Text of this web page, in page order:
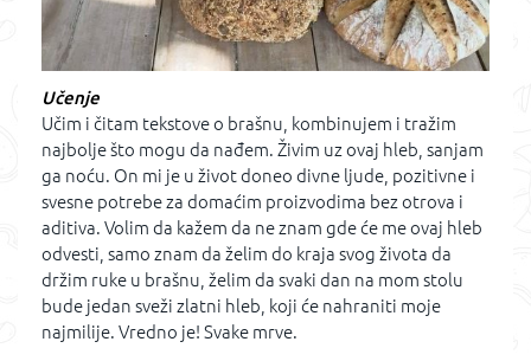
Učenje
Učim i čitam tekstove o brašnu, kombinujem i tražim
najbolje što mogu da nađem. Živim uz ovaj hleb, sanjam
ga noću. On mi je u život doneo divne ljude, pozitivne i
svesne potrebe za domaćim proizvodima bez otrova i
aditiva. Volim da kažem da ne znam gde će me ovaj hleb
odvesti, samo znam da želim do kraja svog života da
držim ruke u brašnu, želim da svaki dan na mom stolu
bude jedan sveži zlatni hleb, koji će nahraniti moje
najmilije. Vredno je! Svake mrve.